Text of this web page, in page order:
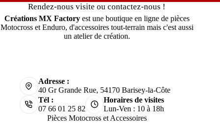
Rendez-nous visite ou contactez-nous !
Créations MX Factoryest une boutique en ligne de pièces
Motocross et Enduro, d'accessoires tout-terrain mais c'est aussi
un atelier de création.
Adresse :
40 Gr Grande Rue, 54170 Barisey-la-Côte
Tél :
07 66 01 25 82
Horaires de visites
Lun-Ven : 10 à 18h
Pièces Motocross et Accessoires